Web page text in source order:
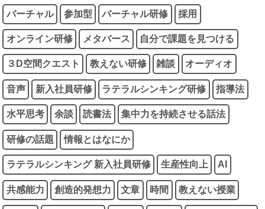
バーチャル 参加型 バーチャル研修 採用
オンライン研修 メタバース 自分で課題を見つける
３D空間クエスト 教えない研修 雑談 オーディオ
音声 新入社員研修 ラテラルシンキング研修 指導法
水平思考 余談 読書法 集中力を持続させる話法
研修の話題 情報とはなにか
ラテラルシンキング 新入社員研修 生産性向上 AI
共感能力 創造的発想力 文章 時間 教えない授業